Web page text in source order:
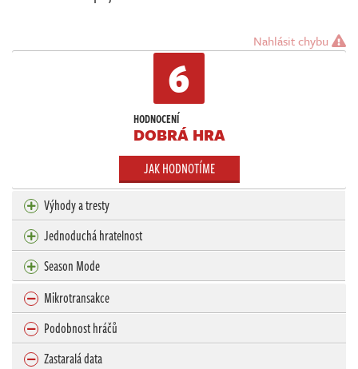
Nahlásit chybu
6
HODNOCENÍ
DOBRÁ HRA
JAK HODNOTÍME
Výhody a tresty
Jednoduchá hratelnost
Season Mode
Mikrotransakce
Podobnost hráčů
Zastaralá data